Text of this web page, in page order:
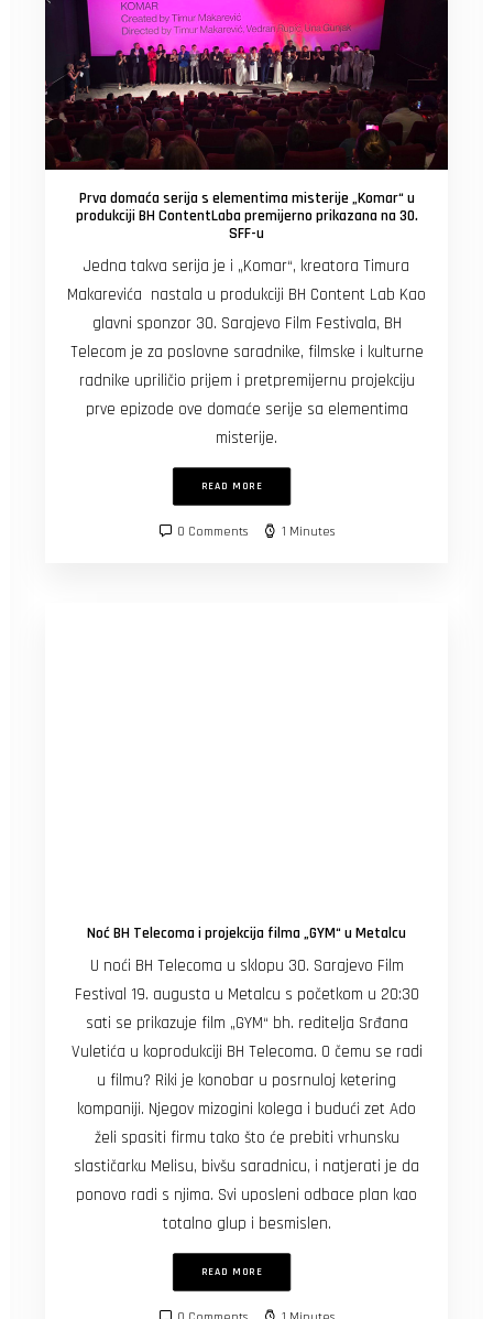
Prva domaća serija s elementima misterije „Komar“ u
produkciji BH ContentLaba premijerno prikazana na 30.
SFF-u
Jedna takva serija je i „Komar“, kreatora Timura
Makarevića nastala u produkciji BH Content Lab Kao
glavni sponzor 30. Sarajevo Film Festivala, BH
Telecom je za poslovne saradnike, filmske i kulturne
radnike upriličio prijem i pretpremijernu projekciju
prve epizode ove domaće serije sa elementima
misterije.
READ MORE
0 Comments 1 Minutes
Noć BH Telecoma i projekcija filma „GYM“ u Metalcu
U noći BH Telecoma u sklopu 30. Sarajevo Film
Festival 19. augusta u Metalcu s početkom u 20:30
sati se prikazuje film „GYM“ bh. reditelja Srđana
Vuletića u koprodukciji BH Telecoma. O čemu se radi
u filmu? Riki je konobar u posrnuloj ketering
kompaniji. Njegov mizogini kolega i budući zet Ado
želi spasiti firmu tako što će prebiti vrhunsku
slastičarku Melisu, bivšu saradnicu, i natjerati je da
ponovo radi s njima. Svi uposleni odbace plan kao
totalno glup i besmislen.
READ MORE